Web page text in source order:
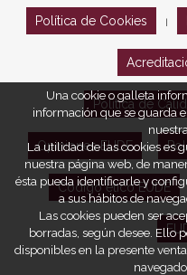
Política de Cookies
Política de
Opiniones EUDE
Código ético EUDE
Una cookie o galleta
información que se guarda
La utilidad de las cookies es
nuestra página web, de
ésta pueda identificarle y
a sus hábitos de
Las cookies pueden ser
borradas, según desee. Ello
disponibles en la presente